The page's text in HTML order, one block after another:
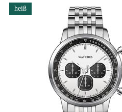
heiß